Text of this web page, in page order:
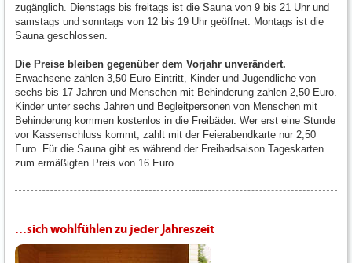
zugänglich. Dienstags bis freitags ist die Sauna von 9 bis 21 Uhr und
samstags und sonntags von 12 bis 19 Uhr geöffnet. Montags ist die
Sauna geschlossen.
Die Preise bleiben gegenüber dem Vorjahr unverändert.
Erwachsene zahlen 3,50 Euro Eintritt, Kinder und Jugendliche von
sechs bis 17 Jahren und Menschen mit Behinderung zahlen 2,50 Euro.
Kinder unter sechs Jahren und Begleitpersonen von Menschen mit
Behinderung kommen kostenlos in die Freibäder. Wer erst eine Stunde
vor Kassenschluss kommt, zahlt mit der Feierabendkarte nur 2,50
Euro. Für die Sauna gibt es während der Freibadsaison Tageskarten
zum ermäßigten Preis von 16 Euro.
...sich wohlfühlen zu jeder Jahreszeit